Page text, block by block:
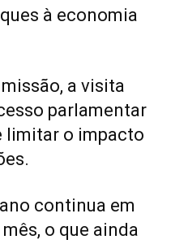
à economia
a visita
parlamentar
limitar o impacto
continua em
o que ainda